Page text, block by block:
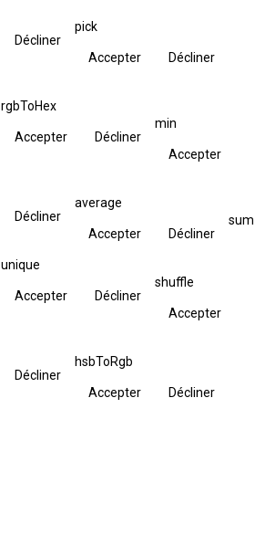
Décliner
pick
Accepter Décliner
rgbToHex
Accepter Décliner
min
Accepter
Décliner
average
Accepter Décliner
sum
unique
Accepter Décliner
shuffle
Accepter
Décliner
hsbToRgb
Accepter Décliner